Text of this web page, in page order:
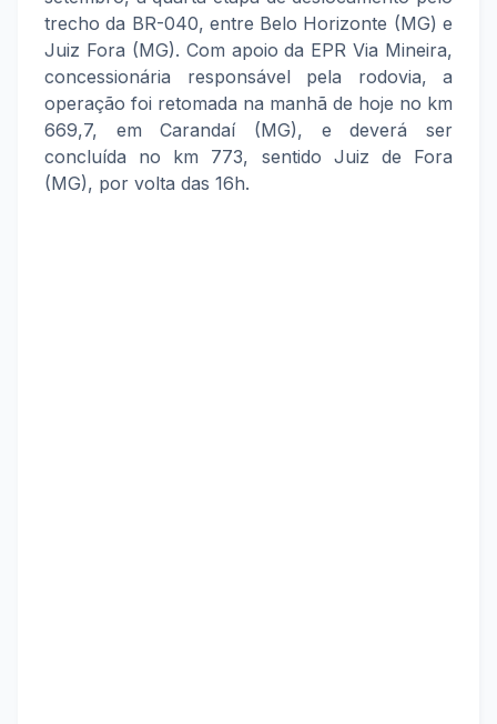
trecho da BR-040, entre Belo Horizonte (MG) e
Juiz Fora (MG). Com apoio da EPR Via Mineira,
concessionária responsável pela rodovia, a
operação foi retomada na manhã de hoje no km
669,7, em Carandaí (MG), e deverá ser
concluída no km 773, sentido Juiz de Fora
(MG), por volta das 16h.